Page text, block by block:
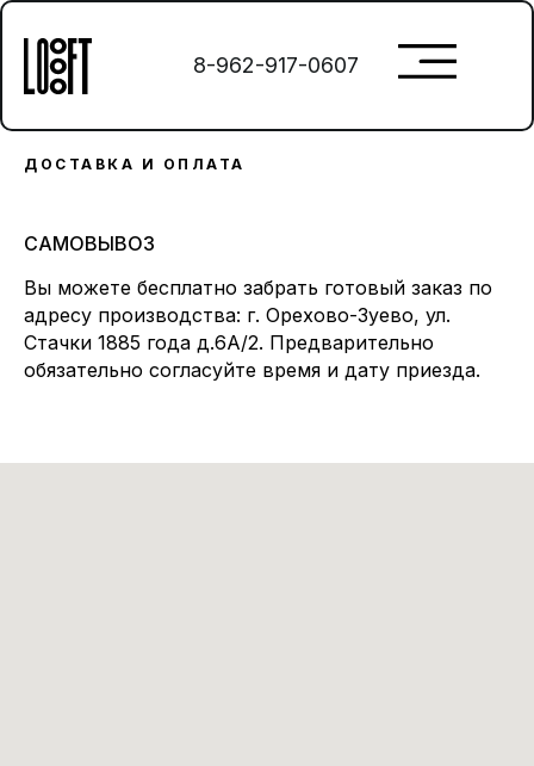
8-962-917-0607
ДОСТАВКА И ОПЛАТА
САМОВЫВОЗ
Вы можете бесплатно забрать готовый заказ по
адресу производства: г. Орехово-Зуево, ул.
Стачки 1885 года д.6А/2. Предварительно
обязательно согласуйте время и дату приезда.